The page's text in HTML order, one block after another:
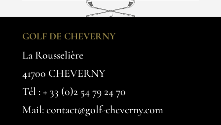
GOLF DE CHEVERNY
La Rousselière
41700 CHEVERNY
Tél :+ 33 (0)2 54 79 24 70
Mail: contact@golf-cheverny.com